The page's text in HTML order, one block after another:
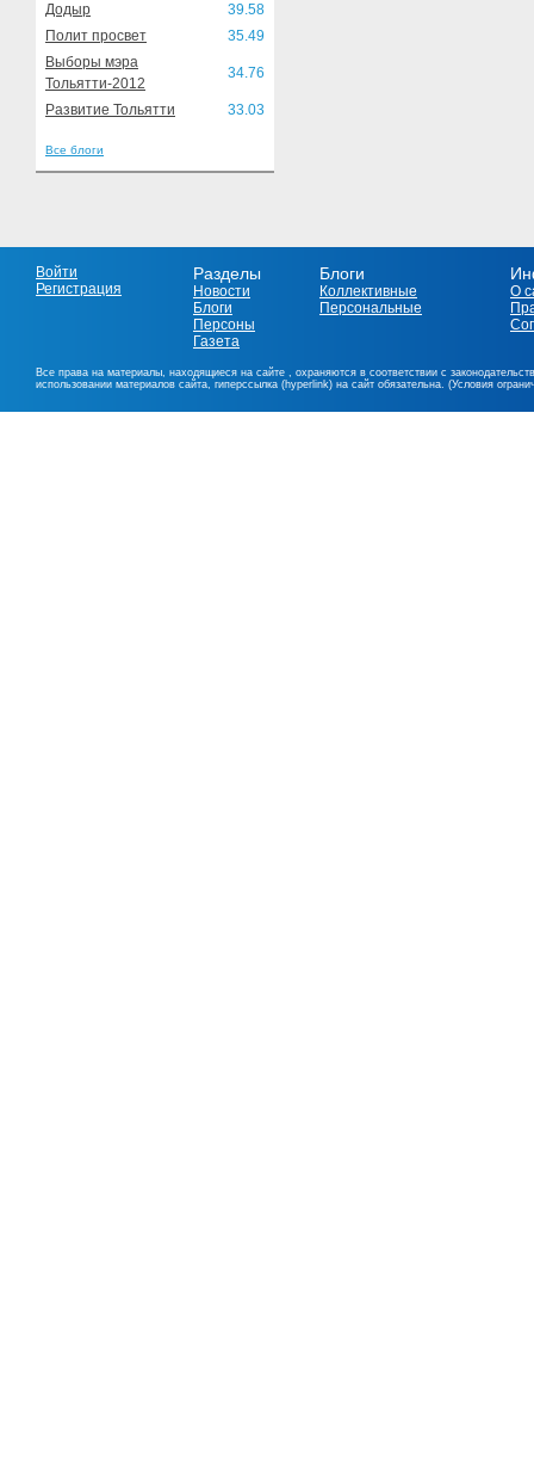
Додыр
39.58
Полит просвет
35.49
Выборы мэра
Тольятти-2012
34.76
Развитие Тольятти 33.03
Все блоги
Войти
Регистрация
Разделы
Новости
Блоги
Персоны
Газета
Блоги
Коллективные
Персональные
О
Все права на материалы, находящиеся на сайте , охраняются в соответствии с
использовании материалов сайта, гиперссылка (hyperlink) на сайт обязательна. (Условия